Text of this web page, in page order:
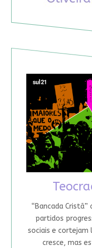
“Bancada
partidos
sociais e cortejam
cresce, mas